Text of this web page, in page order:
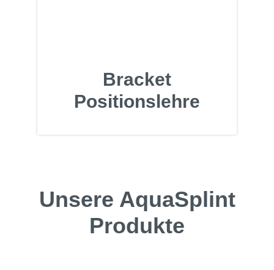
Bracket
Positionslehre
Unsere AquaSplint
Produkte